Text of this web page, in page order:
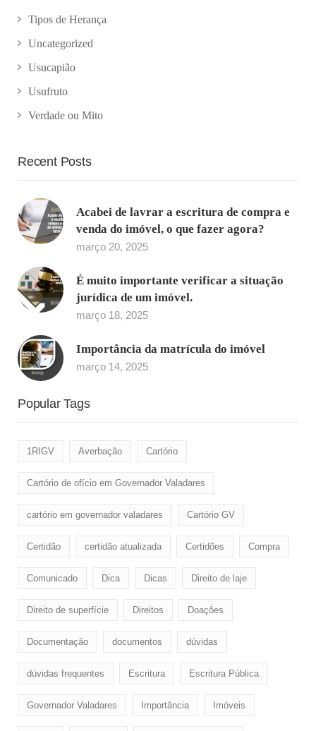
Tipos de Herança
Uncategorized
Usucapião
Usufruto
Verdade ou Mito
Recent Posts
Acabei de lavrar a escritura de compra e
venda do imóvel, o que fazer agora?
março 20, 2025
É muito importante verificar a situação
jurídica de um imóvel.
março 18, 2025
Importância da matrícula do imóvel
março 14, 2025
Popular Tags
1RIGV Averbação Cartório
Cartório de ofício em Governador Valadares
cartório em governador valadares Cartório GV
Certidão certidão atualizada Certidões Compra
Comunicado Dica Dicas Direito de laje
Direito de superfície Direitos Doaçôes
Documentação documentos dúvidas
dúvidas frequentes Escritura Escritura Pública
Governador Valadares Importância Imóveis